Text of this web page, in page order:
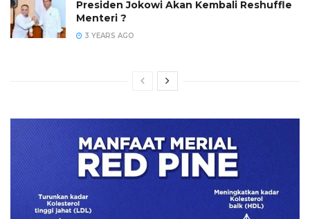
Presiden Jokowi Akan Kembali Reshuffle
Menteri ?
3 YEARS AGO